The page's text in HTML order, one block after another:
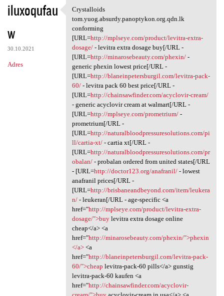
iluxoqufau
w
30.10.2021
Adres
Crystalloids tom.yuog.absurdy
Crystalloids
tom.yuog.absurdy.panoptykon.org.qdn.lk
conforming
[URL=http://mplseye.com/product/levitra-extra-
dosage/- levitra extra dosage buy[/URL -
[URL=http://minarosebeauty.com/phexin/-
generic phexin lowest price[/URL -
[URL=http://blaneinpetersburgil.com/levitra-pack-
60/- levitra pack 60 best price[/URL -
[URL=http://chainsawfinder.com/acyclovir-cream/
- generic acyclovir cream at walmart[/URL -
[URL=http://mplseye.com/prometrium/-
prometrium[/URL -
[URL=http://naturalbloodpressuresolutions.com/pi
ll/cartia-xt/- cartia xt[/URL -
[URL=http://naturalbloodpressuresolutions.com/pr
obalan/- probalan ordered from united states[/URL
- [URL=http://doctor123.org/anafranil/- lowest
anafranil prices[/URL -
[URL=http://brisbaneandbeyond.com/item/leukera
n/- leukeran[/URL - age-specific <a
href="http://mplseye.com/product/levitra-extra-
dosage/">buylevitra extra dosage online
cheap</a> <a
href="http://minarosebeauty.com/phexin/">phexin
</a><a
href="http://blaneinpetersburgil.com/levitra-pack-
60/">cheap levitra-pack-60 pills</a> gunstig
levitra-pack-60 kaufen <a
href="http://chainsawfinder.com/acyclovir-